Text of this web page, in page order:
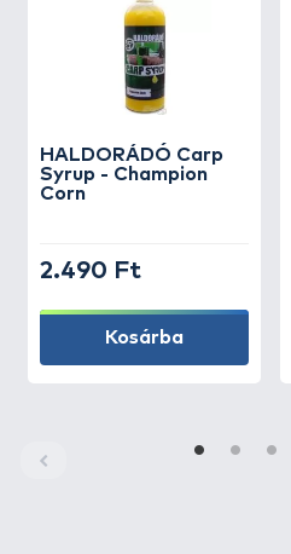
HALDORÁDÓ Carp
Syrup - Champion
Corn
2.490 Ft
Kosárba